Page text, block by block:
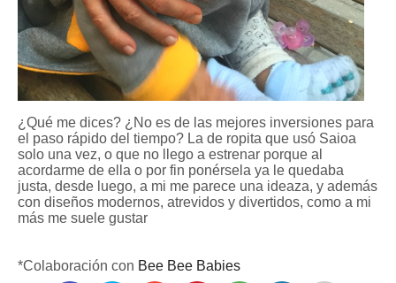
¿Qué me dices? ¿No es de las mejores inversiones para
el paso rápido del tiempo? La de ropita que usó Saioa
solo una vez, o que no llego a estrenar porque al
acordarme de ella o por fin ponérsela ya le quedaba
justa, desde luego, a mi me parece una ideaza, y además
con diseños modernos, atrevidos y divertidos, como a mi
más me suele gustar
*Colaboración con Bee Bee Babies